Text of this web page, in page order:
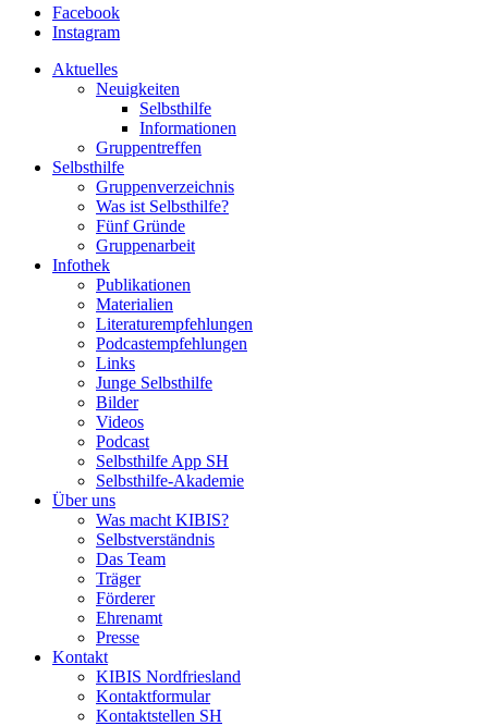
Facebook
Instagram
Aktuelles
Neuigkeiten
Selbsthilfe
Informationen
Gruppentreffen
Selbsthilfe
Gruppenverzeichnis
Was ist Selbsthilfe?
Fünf Gründe
Gruppenarbeit
Infothek
Publikationen
Materialien
Literaturempfehlungen
Podcastempfehlungen
Links
Junge Selbsthilfe
Bilder
Videos
Podcast
Selbsthilfe App SH
Selbsthilfe-Akademie
Über uns
Was macht KIBIS?
Selbstverständnis
Das Team
Träger
Förderer
Ehrenamt
Presse
Kontakt
KIBIS Nordfriesland
Kontaktformular
Kontaktstellen SH